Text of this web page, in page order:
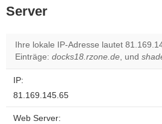
Server
Ihre lokale IP-Adresse lautet
Einträge: docks18.rzone.de, und
IP:
81.169.145.65
Web Server: